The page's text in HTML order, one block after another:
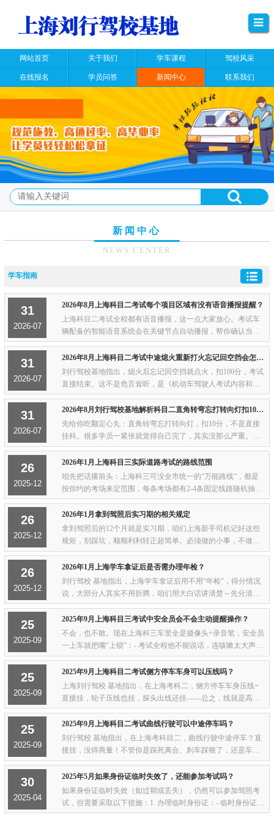
网站首页 关于我们 学车课程 驾校风采
在线报名 学员问答 新闻中心 联系我们
新闻中心
NEWS CENTER
学车指南
31
2026-07
2026年8月上海科目二考试每个项目区域有没有语音播报提醒？
上海科目二考试全程都有语音播报，这一点大家放心。考试车
辆配备的智能语音系统会在关键节点自动播报，帮你确认当前
所处的考试阶段。语音播报的基本规律可以概括为三步：进入
项目时报项目名称，操作过程中报错不报对...
31
2026-07
2026年8月上海科目二考试中途熄火重新打火忘记回空挡会怎样？
刘行驾校基地指出，熄火后忘记回空挡就点火，扣100分，考试
直接结束。这不是危言耸听，是《机动车驾驶人考试内容和方
法》里白纸黑字写着的评判标准——启动发动机时挡位未置于
空挡（驻车挡），不合格。为什么这个规则...
31
2026-07
2026年8月刘行驾校基地解析科目二直角转弯忘打转向灯扣10分还是直接挂？
先给你吃颗定心丸：直角转弯忘打转向灯，扣10分，不是直接
挂科。很多学员一紧张就觉得自己完了，其实没那么严重。科
目二满分100分，80分合格，扣10分虽然肉疼，但其他项目发挥
好的话照样能过。但要注意，扣10分是单次...
26
2025-12
2026年1月上海科目三实际道路考试的路线范围
咱先把话撂前头：上海科三可没全市统一的“万能路线”，都是
按你约的考场来定范围，每条考场都有2-4条固定线路随机抽，
核心就是跑够3公里，把该考的项目都过一遍。下面跟你说点实
在的，新手看了不慌。各考场路线范围...
26
2025-12
2026年1月拿到驾照后实习期的相关规定
拿到驾照后的12个月就是实习期，咱们上海新手司机记好这些
规矩，别踩坑，顺顺利利转正超简单。必须做的小事，不做就
可能挨罚车屁股一定要贴实习标志！这是统一式样的那种，别
自己随便写个“新手”糊弄。没贴被交警查...
26
2025-12
2026年1月上海学车拿证后是否需办理年检？
刘行驾校 基地指出，上海学车拿证后用不用“年检”，得分情况
说，大部分人其实不用折腾，咱们用大白话讲清楚～先分清：
是驾照“审验”不是汽车“年检”咱们常说的“年检”一般指汽车，而
驾照是“审验”，两者完全两码...
25
2025-09
2025年9月上海科目三考试中安全员会不会主动提醒操作？
不会，也不敢。现在上海科三车里全是摄像头+录音笔，安全员
一上车就把嘴“上锁”：- 考试全程他不能说话，连咳嗽太大声都
可能被后台点名；- 更不敢做手势——手一抬、头一点，监控就
判作弊，直接给你扣100分，他自己...
25
2025-09
2025年9月上海科目二考试侧方停车车身可以压线吗？
上海刘行驾校 基地指出，在上海考科二，侧方停车车身压线=
直接挂，轮子压线也挂，探头出线还挂——总之，线就是高压
电，碰都别碰。系统用红外线扫得比班主任还严，只要车身任
何部位蹭到库边线，电脑立刻“叮”一声，...
25
2025-09
2025年9月上海科目二考试曲线行驶可以中途停车吗？
刘行驾校 基地指出，在上海考科目二，曲线行驶中途停车？直
接挂，没得商量！不管你是踩死离合、刹车踩狠了，还是车速
太慢被系统判成“停车”，只要整车完全不动超过2秒，电脑立马
判你不合格，连申诉的机会都没有。所...
30
2025-04
2025年5月如果身份证临时失效了，还能参加考试吗？
如果身份证临时失效（如过期或丢失），仍然可以参加驾照考
试，但需要采取以下措施：1. 办理临时身份证：- 临时身份证具
有与正式身份证相同的法律效力，可以用于参加驾照考试。- 办